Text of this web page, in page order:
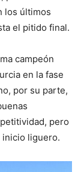
los últimos
el pitido final.
campeón
en la fase
por su parte,
pero
inicio liguero.